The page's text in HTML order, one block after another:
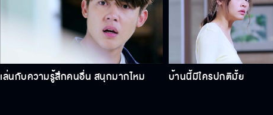
เล่นกับความรู้สึกคนอื่น สนุกมากไหม บ้านนี้มีใครปกติมั้ย